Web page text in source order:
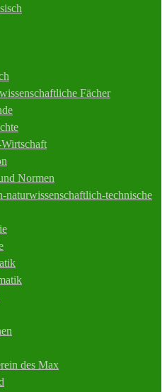
Fächer
Normen
naturwissenschaftlich-technische
des Max